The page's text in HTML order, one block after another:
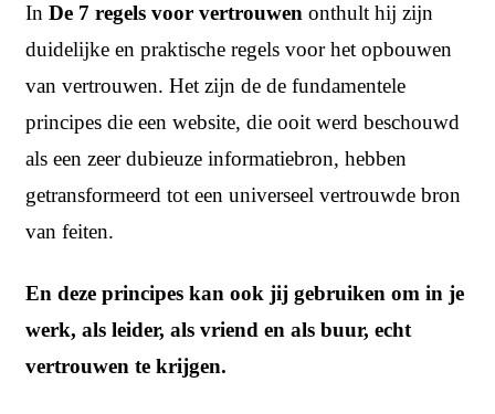
In De 7 regels voor vertrouwen onthult hij zijn
duidelijke en praktische regels voor het opbouwen
van vertrouwen. Het zijn de de fundamentele
principes die een website, die ooit werd beschouwd
als een zeer dubieuze informatiebron, hebben
getransformeerd tot een universeel vertrouwde bron
van feiten.
En deze principes kan ook jij gebruiken om in je
werk, als leider, als vriend en als buur, echt
vertrouwen te krijgen.